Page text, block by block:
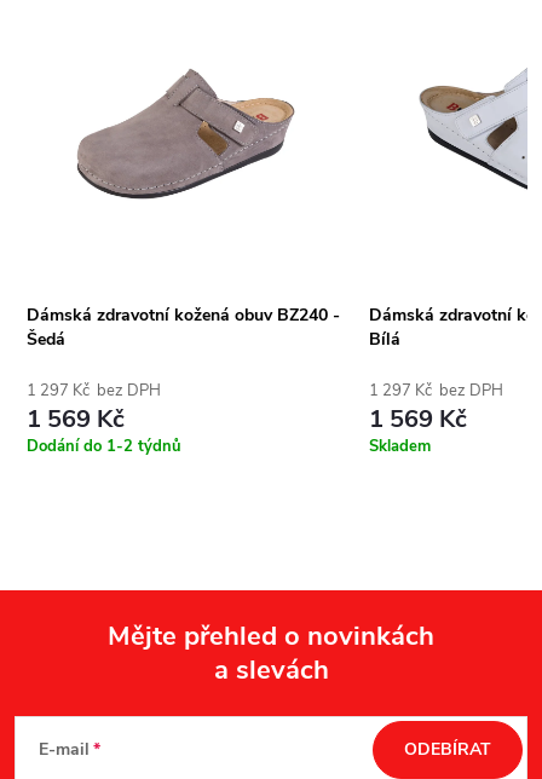
Dámská zdravotní kožená obuv BZ240 -
Šedá
1 297 Kč bez DPH
1 569 Kč
Dodání do 1-2 týdnů
Dámská zdravotní
Bílá
1 297 Kč bez DPH
1 569 Kč
Skladem
Mějte přehled o novinkách
a slevách
E-mail ODEBÍRAT